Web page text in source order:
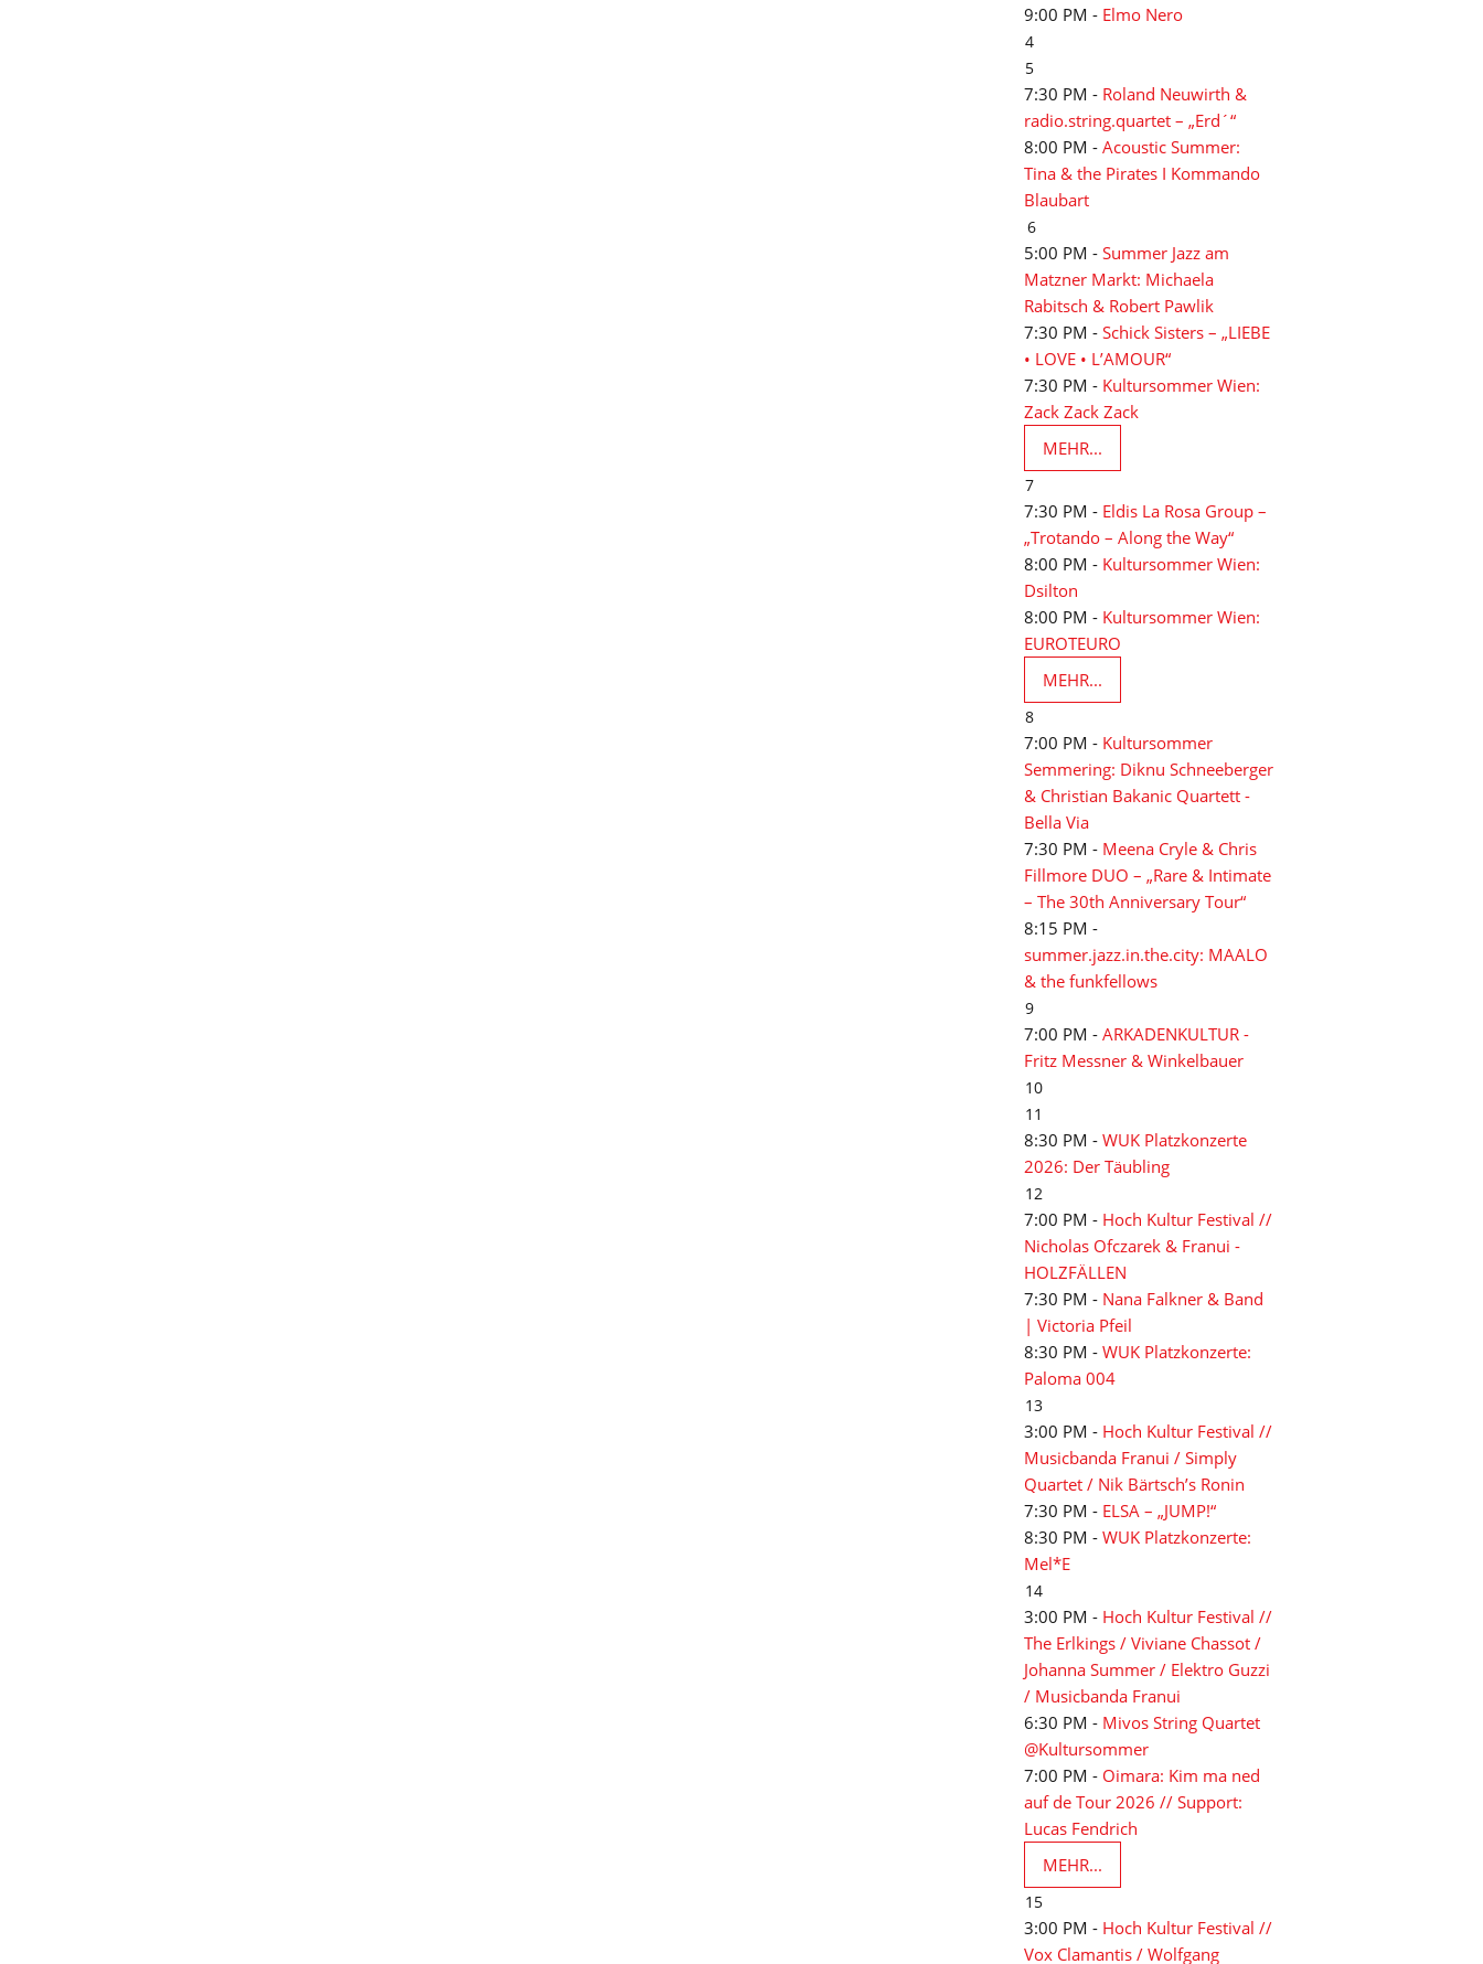
9:00 PM - Elmo Nero
4
5
7:30 PM - Roland Neuwirth &
radio.string.quartet – „Erd´“
8:00 PM - Acoustic Summer:
Tina & the Pirates I Kommando
Blaubart
6
5:00 PM - Summer Jazz am
Matzner Markt: Michaela
Rabitsch & Robert Pawlik
7:30 PM - Schick Sisters – „LIEBE
• LOVE • L’AMOUR“
7:30 PM - Kultursommer Wien:
Zack Zack Zack
MEHR...
7
7:30 PM - Eldis La Rosa Group –
„Trotando – Along the Way“
8:00 PM - Kultursommer Wien:
Dsilton
8:00 PM - Kultursommer Wien:
EUROTEURO
MEHR...
8
7:00 PM - Kultursommer
Semmering: Diknu Schneeberger
& Christian Bakanic Quartett -
Bella Via
7:30 PM - Meena Cryle & Chris
Fillmore DUO – „Rare & Intimate
– The 30th Anniversary Tour“
8:15 PM -
summer.jazz.in.the.city: MAALO
& the funkfellows
9
7:00 PM - ARKADENKULTUR -
Fritz Messner & Winkelbauer
10
11
8:30 PM - WUK Platzkonzerte
2026: Der Täubling
12
7:00 PM - Hoch Kultur Festival //
Nicholas Ofczarek & Franui -
HOLZFÄLLEN
7:30 PM - Nana Falkner & Band
| Victoria Pfeil
8:30 PM - WUK Platzkonzerte:
Paloma 004
13
3:00 PM - Hoch Kultur Festival //
Musicbanda Franui / Simply
Quartet / Nik Bärtsch’s Ronin
7:30 PM - ELSA – „JUMP!“
8:30 PM - WUK Platzkonzerte:
Mel*E
14
3:00 PM - Hoch Kultur Festival //
The Erlkings / Viviane Chassot /
Johanna Summer / Elektro Guzzi
/ Musicbanda Franui
6:30 PM - Mivos String Quartet
@Kultursommer
7:00 PM - Oimara: Kim ma ned
auf de Tour 2026 // Support:
Lucas Fendrich
MEHR...
15
3:00 PM - Hoch Kultur Festival //
Vox Clamantis / Wolfgang